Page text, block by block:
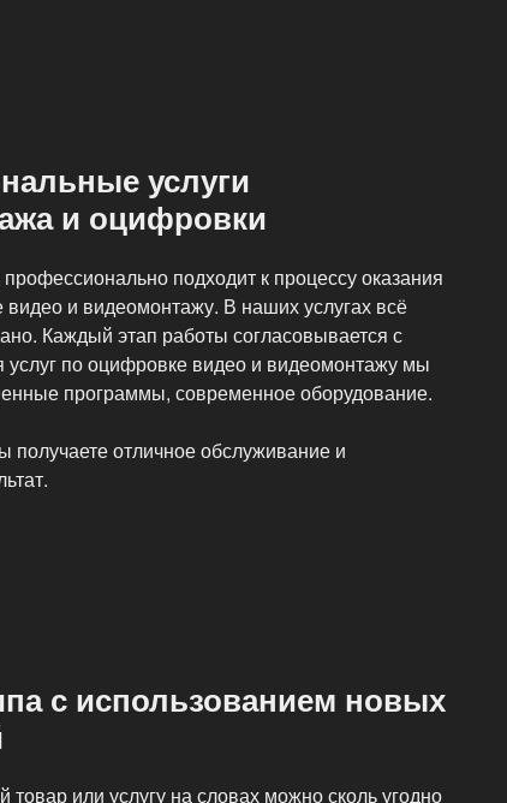
услуги
и оцифровки
подходит к процессу оказания
видео и видеомонтажу. В наших услугах всё
Каждый этап работы согласовывается с
услуг по оцифровке видео и видеомонтажу мы
программы, современное оборудование.
отличное обслуживание и
с использованием новых
товар или услугу на словах можно сколь угодно